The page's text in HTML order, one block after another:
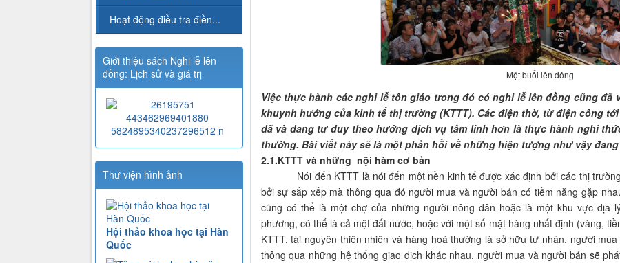
Một buổi lên đồng
Việc thực hành các nghi lễ tôn giáo trong đó có nghi lễ lên đồng cũng
khuynh hướng của kinh tế thị trường (KTTT). Các điện thờ, từ điện công
đã và đang tư duy theo hướng dịch vụ tâm linh hơn là thực hành nghi
thường. Bài viết này sẽ là một phản hồi về những hiện tượng như vậy
2.1.KTTT và những nội hàm cơ bản
Nói đến KTTT là nói đến một nền kinh tế được xác định bởi các thị trường
bởi sự sắp xếp mà thông qua đó người mua và người bán có tiềm năng gặp
cũng có thể là một chợ của những người nông dân hoặc là một khu vực địa
phương, có thể là cả một đất nước, hoặc với một số mặt hàng nhất định (vàng,
KTTT, tài nguyên thiên nhiên và hàng hoá thường là sở hữu tư nhân, người
thông qua những hệ thống giao dịch khác nhau, người mua và người bán sẽ
Hoạt động điều tra điền...
Giới thiệu sách Nghi lễ lên
đồng: Lịch sử và giá trị
Thư viện hình ảnh
Hội thảo khoa học tại Hàn
Quốc